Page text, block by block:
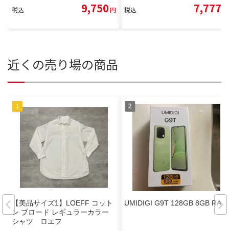
税込 9,750円 税込 7,777
近くの売り場の商品
【美品サイズ1】LOEFF コット
ン ブロード レギュラーカラー
シャツ ロエフ
UMIDIGI G9T 128GB 8GB RAM